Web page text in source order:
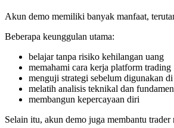
Akun demo memiliki banyak manfaat,
Beberapa keunggulan utama:
belajar tanpa risiko kehilangan uang
memahami cara kerja platform trading
menguji strategi sebelum digunakan
melatih analisis teknikal dan
membangun kepercayaan diri
Selain itu, akun demo juga membantu trader